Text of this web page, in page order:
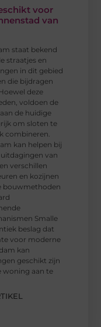
voor
van
staat bekend
straatjes en
in dit gebied
die bijdragen
deze
voldoen de
de huidige
om sloten te
combineren.
kan helpen bij
van
verschillen
en kozijnen
bouwmethoden
Smalle
beslag dat
voor moderne
kan
geschikt zijn
woning aan te